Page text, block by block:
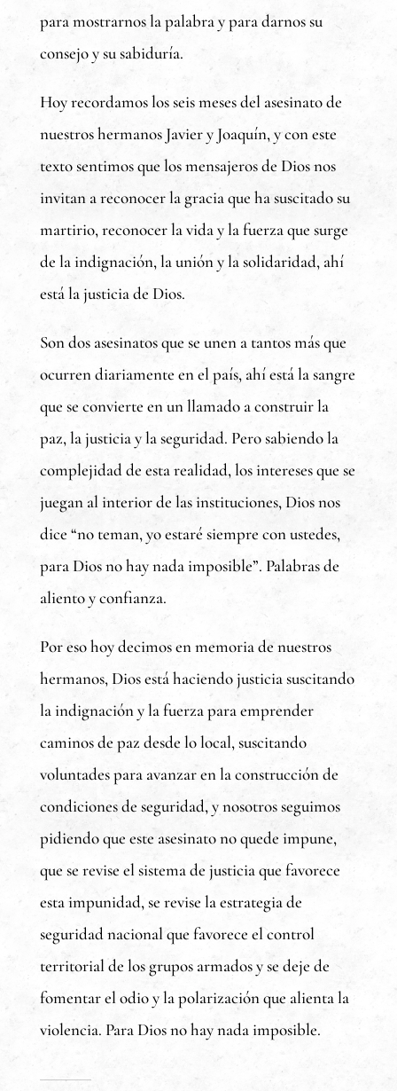
para mostrarnos la palabra y para darnos su
consejo y su sabiduría.
Hoy recordamos los seis meses del asesinato de
nuestros hermanos Javier y Joaquín, y con este
texto sentimos que los mensajeros de Dios nos
invitan a reconocer la gracia que ha suscitado su
martirio, reconocer la vida y la fuerza que surge
de la indignación, la unión y la solidaridad, ahí
está la justicia de Dios.
Son dos asesinatos que se unen a tantos más que
ocurren diariamente en el país, ahí está la sangre
que se convierte en un llamado a construir la
paz, la justicia y la seguridad. Pero sabiendo la
complejidad de esta realidad, los intereses que se
juegan al interior de las instituciones, Dios nos
dice “no teman, yo estaré siempre con ustedes,
para Dios no hay nada imposible”. Palabras de
aliento y confianza.
Por eso hoy decimos en memoria de nuestros
hermanos, Dios está haciendo justicia suscitando
la indignación y la fuerza para emprender
caminos de paz desde lo local, suscitando
voluntades para avanzar en la construcción de
condiciones de seguridad, y nosotros seguimos
pidiendo que este asesinato no quede impune,
que se revise el sistema de justicia que favorece
esta impunidad, se revise la estrategia de
seguridad nacional que favorece el control
territorial de los grupos armados y se deje de
fomentar el odio y la polarización que alienta la
violencia. Para Dios no hay nada imposible.